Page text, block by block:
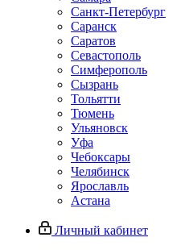
Санкт-Петербург
Саранск
Саратов
Севастополь
Симферополь
Сызрань
Тольятти
Тюмень
Ульяновск
Уфа
Чебоксары
Челябинск
Ярославль
Астана
Личный кабинет